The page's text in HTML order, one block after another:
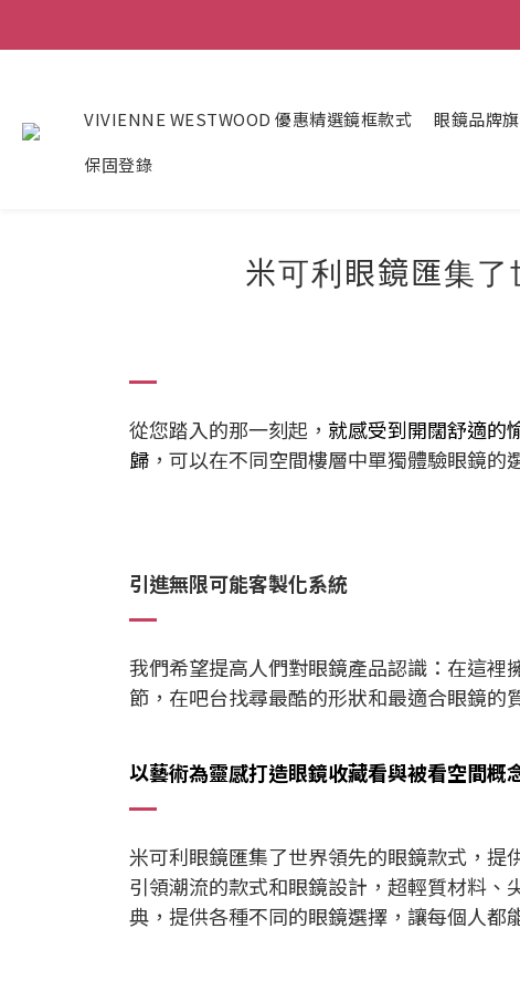
VIVIENNE WESTWOOD 優惠精選鏡框款式 眼鏡品牌
保固登錄
米可利眼鏡匯集了
從您踏入的那一刻起， 就感受到開闊舒適的
歸 ，可以在不同空間樓層中單獨體驗眼鏡
引進無限可能客製化系統
我們希望提高人們對眼鏡產品認識： 在這裡
節，在吧台找尋最酷的形狀和最適合眼鏡
以藝術為靈感打造眼鏡收藏看與被看空間概
米可利眼鏡匯集了世界領先的眼鏡款式 ， 提
引領潮流的款式和眼鏡設計，超輕質材料、
典，提供各種不同的眼鏡選擇，讓每個人都